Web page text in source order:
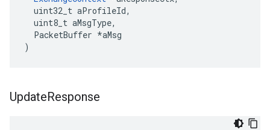
  uint32_t aProfileId,
  uint8_t aMsgType,
  PacketBuffer *aMsg
)
UpdateResponse